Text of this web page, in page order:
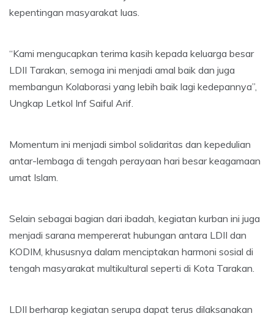
kepentingan masyarakat luas.
“Kami mengucapkan terima kasih kepada keluarga besar
LDII Tarakan, semoga ini menjadi amal baik dan juga
membangun Kolaborasi yang lebih baik lagi kedepannya”,
Ungkap Letkol Inf Saiful Arif.
Momentum ini menjadi simbol solidaritas dan kepedulian
antar-lembaga di tengah perayaan hari besar keagamaan
umat Islam.
Selain sebagai bagian dari ibadah, kegiatan kurban ini juga
menjadi sarana mempererat hubungan antara LDII dan
KODIM, khususnya dalam menciptakan harmoni sosial di
tengah masyarakat multikultural seperti di Kota Tarakan.
LDII berharap kegiatan serupa dapat terus dilaksanakan